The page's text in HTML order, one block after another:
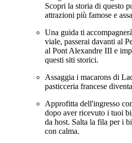
Scopri la storia di questo
attrazioni più famose e
Una guida ti
viale, passerai davanti al
al Pont Alexandre III e
questi siti storici.
Assaggia i macarons di
pasticceria francese
Approfitta dell'ingresso
dopo aver ricevuto i tuoi
da host. Salta la fila per i
con calma.